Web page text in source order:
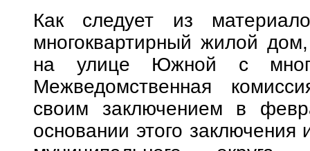
Как следует из
многоквартирный жилой
на улице Южной с
Межведомственная
своим заключением в
основании этого